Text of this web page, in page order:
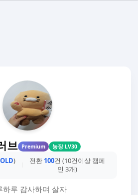
브 Premium 농장 LV30
)
전환 100건 (10건이상 캠페
인 3개)
하루 감사하며 살자